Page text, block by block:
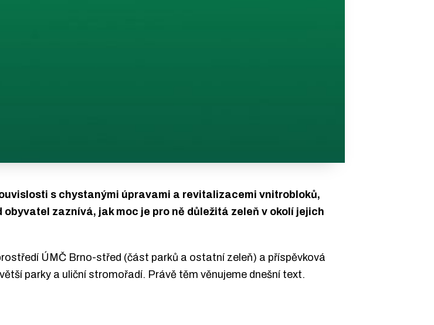
s chystanými úpravami a revitalizacemi vnitrobloků,
zaznívá, jak moc je pro ně důležitá zeleň v okolí jejich
ÚMČ Brno-střed (část parků a ostatní zeleň) a příspěvková
parky a uliční stromořadí. Právě těm věnujeme dnešní text.